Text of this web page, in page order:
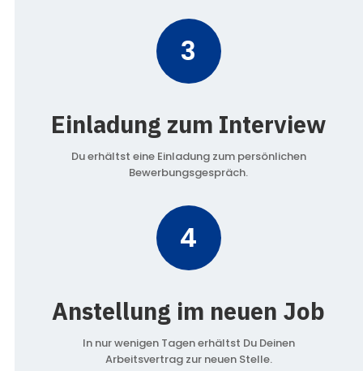
3
Einladung zum Interview
Du erhältst eine Einladung zum persönlichen
Bewerbungsgespräch.
4
Anstellung im neuen Job
In nur wenigen Tagen erhältst Du Deinen
Arbeitsvertrag zur neuen Stelle.